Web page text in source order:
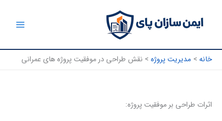
خانه مدیریت پروژه نقش طراحی در موفقیت پروژه های عمرانی
اثرات طراحی بر موفقیت پروژه: